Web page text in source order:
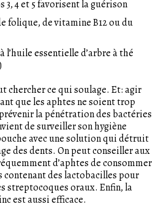
3, 4 et 5 favorisent la guérison
folique, de vitamine B12 ou du
l’huile essentielle d’arbre à thé
chercher ce qui soulage. Et: agir
que les aphtes ne soient trop
la pénétration des bactéries
de surveiller son hygiène
avec une solution qui détruit
des dents. On peut conseiller aux
d’aphtes de consommer
contenant des lactobacilles pour
streptocoques oraux. Enfin, la
est aussi efficace.